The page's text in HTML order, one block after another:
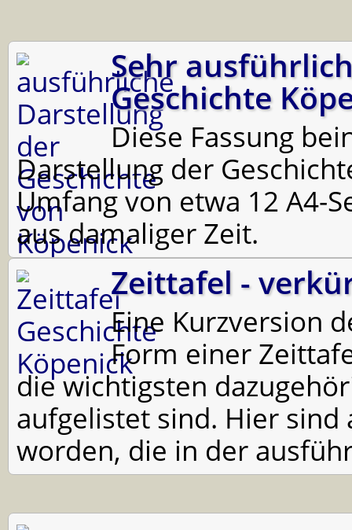
Sehr
Geschichte
Diese Fassung
Darstellung der
Umfang von etwa 12 A4-
aus damaliger Zeit.
Zeittafel -
Eine Kurzversion
Form einer
die wichtigsten
aufgelistet sind. Hier sind
worden, die in der